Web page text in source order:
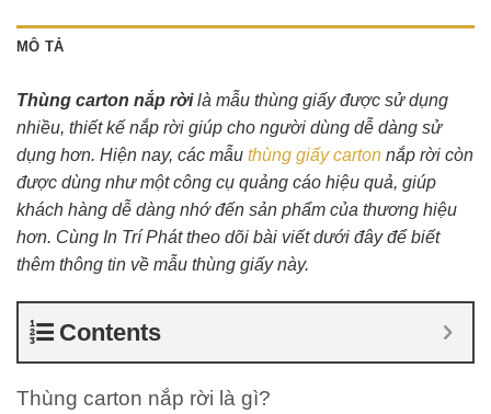
MÔ TẢ
Thùng carton nắp rờilà mẫu thùng giấy được sử dụng
nhiều, thiết kế nắp rời giúp cho người dùng dễ dàng sử
dụng hơn. Hiện nay, các mẫu thùng giấy carton nắp rời còn
được dùng như một công cụ quảng cáo hiệu quả, giúp
khách hàng dễ dàng nhớ đến sản phẩm của thương hiệu
hơn. Cùng In Trí Phát theo dõi bài viết dưới đây để biết
thêm thông tin về mẫu thùng giấy này.
Contents
Thùng carton nắp rời là gì?